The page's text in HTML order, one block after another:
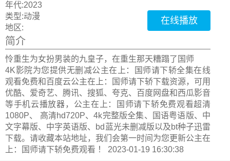
年代:2023
类型:动漫
地区:
在线播放
简介
怜重生为女扮男装的九皇子，在重生那天糟蹋了国师
4K影院为您提供无删减公主在上：国师请下轿全集在线
观看免费和百度云公主在上：国师请下轿下载资源，可用
优酷、爱奇艺、腾讯、搜狐、夸克、百度网盘和西瓜影音
等手机云播放器，公主在上：国师请下轿免费观看超清
1080P、 高清hd720P、4k完整版全集、国语粤语版、中
文字幕版、中字英语版、bd蓝光未删减版以及bt种子迅雷
下载。请收藏本站地址，我们会第一时间为您更新公主在
上：国师请下轿免费观看 ！ 2023-01-19 16:30:38